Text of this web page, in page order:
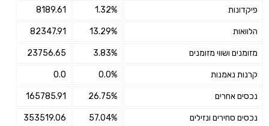
פיקדונות 1.32%
8189.61
הלוואות 13.29%
82347.91
מזומנים ושווי מזומנים 3.83%
23756.65
קרנות נאמנות 0.0%
0.0
נכסים אחרים 26.75%
165785.91
נכסים סחירים ונזילים 57.04%
353519.06